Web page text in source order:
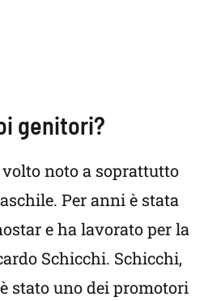
genitori?
noto a soprattutto
Per anni è stata
e ha lavorato per la
Schicchi. Schicchi,
stato uno dei promotori